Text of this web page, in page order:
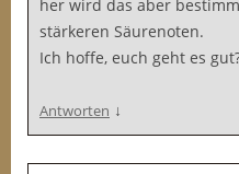
her wird das aber
stärkeren Säurenoten.
Ich hoffe, euch geht es
Antworten ↓